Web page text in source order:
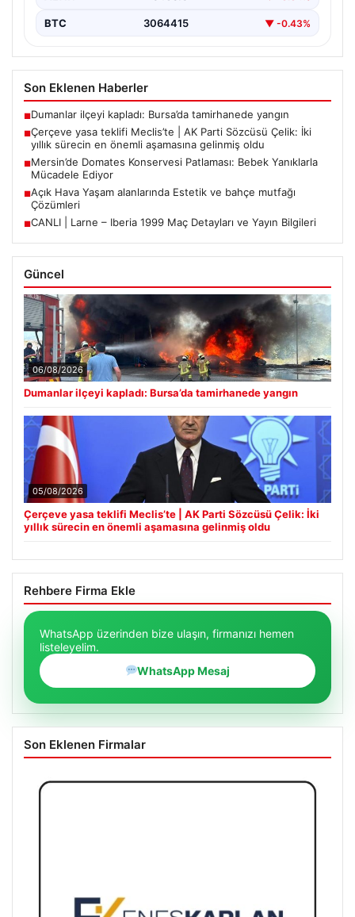
Son Eklenen Haberler
Dumanlar ilçeyi kapladı: Bursa’da tamirhanede yangın
Çerçeve yasa teklifi Meclis’te | AK Parti Sözcüsü Çelik: İki
yıllık sürecin en önemli aşamasına gelinmiş oldu
Mersin’de Domates Konservesi Patlaması: Bebek Yanıklarla
Mücadele Ediyor
Açık Hava Yaşam alanlarında Estetik ve bahçe mutfağı
Çözümleri
Güncel
Dumanlar ilçeyi kapladı: Bursa’da tamirhanede yangın
05/08/2026
Rehbere Firma Ekle
WhatsApp üzerinden bize ulaşın, firmanızı hemen
listeleyelim.
Son Eklenen Firmalar